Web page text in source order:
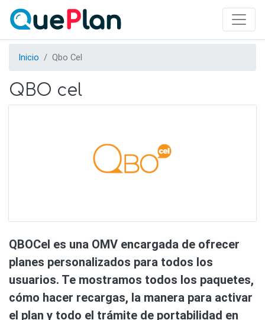
Inicio Qbo Cel
QBO cel
QBOCel es una OMV encargada de ofrecer
planes personalizados para todos los
usuarios. Te mostramos todos los paquetes,
cómo hacer recargas, la manera para activar
el plan y todo el trámite de portabilidad en